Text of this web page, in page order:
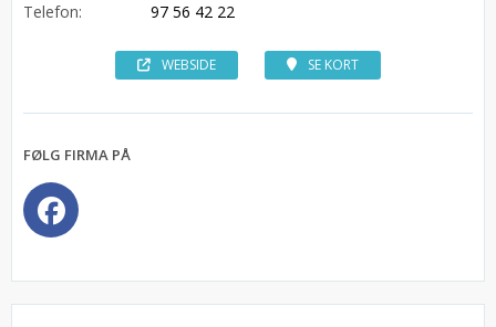
Telefon:
97 56 42 22
WEBSIDE SE KORT
FØLG FIRMA PÅ